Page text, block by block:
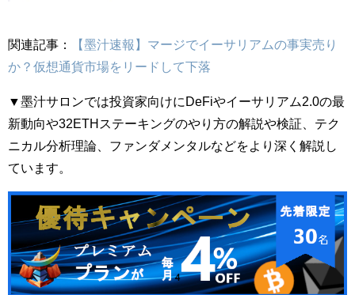
関連記事：
【墨汁速報】マージでイーサリアムの事実売り
か？仮想通貨市場をリードして下落
▼墨汁サロンでは投資家向けにDeFiやイーサリアム2.0の最
新動向や32ETHステーキングのやり方の解説や検証、テク
ニカル分析理論、ファンダメンタルなどをより深く解説し
ています。